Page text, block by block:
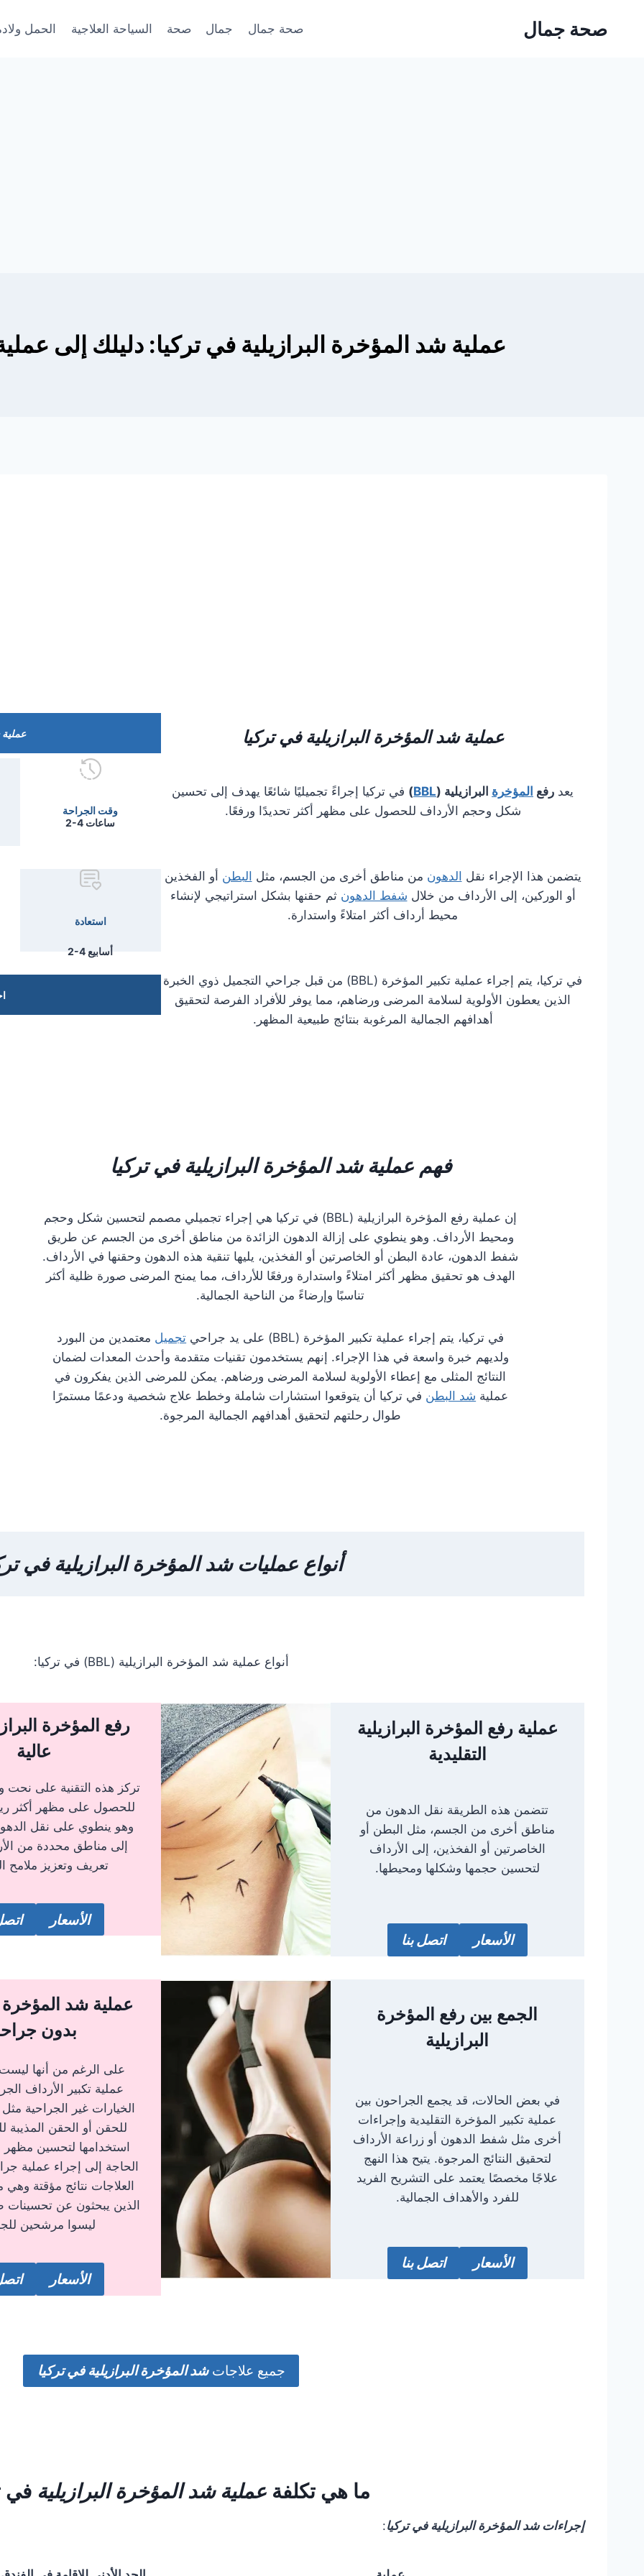
صحة جمال صحة جمال جمال صحة السياحة العلاجية الحمل
عملية شد المؤخرة البرازيلية في تركيا: دليلك إلى
عملية شد المؤخرة البرازيلية في تركيا
يعد رفع المؤخرة البرازيلية (BBL
) في تركيا إجراءً تجميليًا شائعًا يهدف إلى تحسين
شكل وحجم الأرداف للحصول على مظهر أكثر تحديدًا ورفعًا.
يتضمن هذا الإجراء نقل الدهون من مناطق أخرى من الجسم، مثل البطن أو الفخذين
أو الوركين، إلى الأرداف من خلال شفط الدهون ثم حقنها بشكل استراتيجي لإنشاء
محيط أرداف أكثر امتلاءً واستدارة.
في تركيا، يتم إجراء عملية تكبير المؤخرة (BBL) من قبل جراحي التجميل ذوي الخبرة
الذين يعطون الأولوية لسلامة المرضى ورضاهم، مما يوفر للأفراد الفرصة لتحقيق
أهدافهم الجمالية المرغوبة بنتائج طبيعية المظهر.
عملية
وقت الجراحة
2-4 ساعات
استعادة
2-4 أسابيع
فهمعملية شد المؤخرة البرازيلية في تركيا
إن عملية رفع المؤخرة البرازيلية (BBL) في تركيا هي إجراء تجميلي مصمم لتحسين شكل وحجم
ومحيط الأرداف. وهو ينطوي على إزالة الدهون الزائدة من مناطق أخرى من الجسم عن طريق
شفط الدهون، عادة البطن أو الخاصرتين أو الفخذين، يليها تنقية هذه الدهون وحقنها في الأرداف.
الهدف هو تحقيق مظهر أكثر امتلاءً واستدارة ورفعًا للأرداف، مما يمنح المرضى صورة ظلية أكثر
تناسبًا وإرضاءً من الناحية الجمالية.
في تركيا، يتم إجراء عملية تكبير المؤخرة (BBL) على يد جراحي تجميل معتمدين من البورد
ولديهم خبرة واسعة في هذا الإجراء. إنهم يستخدمون تقنيات متقدمة وأحدث المعدات لضمان
النتائج المثلى مع إعطاء الأولوية لسلامة المرضى ورضاهم. يمكن للمرضى الذين يفكرون في
عملية شد البطن في تركيا أن يتوقعوا استشارات شاملة وخطط علاج شخصية ودعمًا مستمرًا
طوال رحلتهم لتحقيق أهدافهم الجمالية المرجوة.
أنواععمليات شد المؤخرة البرازيلية في
أنواع عملية شد المؤخرة البرازيلية (BBL) في تركيا:
عملية رفع المؤخرة البرازيلية
التقليدية
تتضمن هذه الطريقة نقل الدهون من
مناطق أخرى من الجسم، مثل البطن أو
الخاصرتين أو الفخذين، إلى الأرداف
لتحسين حجمها وشكلها ومحيطها.
الأسعار اتصل بنا
رفع المؤخرة
عالية
تركز هذه التقنية على نحت
للحصول على مظهر أكثر
وهو ينطوي على نقل
إلى مناطق محددة من
تعريف وتعزيز ملامح
الأسعار
الجمع بين رفع المؤخرة
البرازيلية
في بعض الحالات، قد يجمع الجراحون بين
عملية تكبير المؤخرة التقليدية وإجراءات
أخرى مثل شفط الدهون أو زراعة الأرداف
لتحقيق النتائج المرجوة. يتيح هذا النهج
علاجًا مخصصًا يعتمد على التشريح الفريد
للفرد والأهداف الجمالية.
الأسعار اتصل بنا
عملية شد المؤخرة
بدون
على الرغم من أنها
عملية تكبير الأرداف
الخيارات غير الجراحية
للحقن أو الحقن المذيبة
استخدامها لتحسين مظهر
الحاجة إلى إجراء عملية
العلاجات نتائج مؤقتة وهي
الذين يبحثون عن تحسينات
ليسوا مرشحين
الأسعار
جميع علاجاتشد المؤخرة البرازيلية في تركيا
ما هي تكلفة عملية شد المؤخرة البرازيلية في
إجراءات شد المؤخرة البرازيلية في تركيا: